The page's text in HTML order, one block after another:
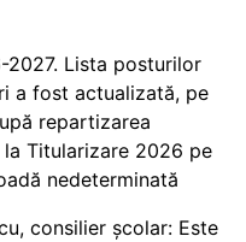
2027. Lista posturilor
a fost actualizată, pe
repartizarea
Titularizare 2026 pe
nedeterminată
consilier școlar: Este